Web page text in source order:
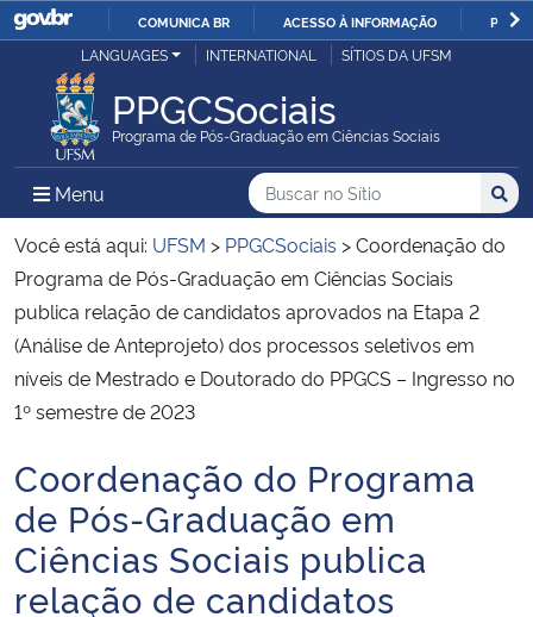
IR
O
COMUNICA BR ACESSO À INFORMAÇÃO
Ministério da Justiça e Segurança Pública
Ministério da Defesa
Ministério das Relações Exteriores
Ministério da Economia
Ministério da Infraestrutura
Ministério da Educação
Ministério da Cidadania
LANGUAGES INTERNATIONAL SÍTIOS DA UFSM
PPGCSociais
Programa de Pós-Graduação em Ciências Sociais
Menu Menu Principal do Sítio
Busca
Buscar no no Sítio
Busca:
Você está aqui: UFSM > PPGCSociais >Coordenação do
Programa de Pós-Graduação em Ciências Sociais
publica relação de candidatos aprovados na Etapa 2
(Análise de Anteprojeto) dos processos seletivos em
níveis de Mestrado e Doutorado do PPGCS – Ingresso no
1º semestre de 2023
Início do conteúdo
Coordenação do Programa
de Pós-Graduação em
Ciências Sociais publica
relação de candidatos